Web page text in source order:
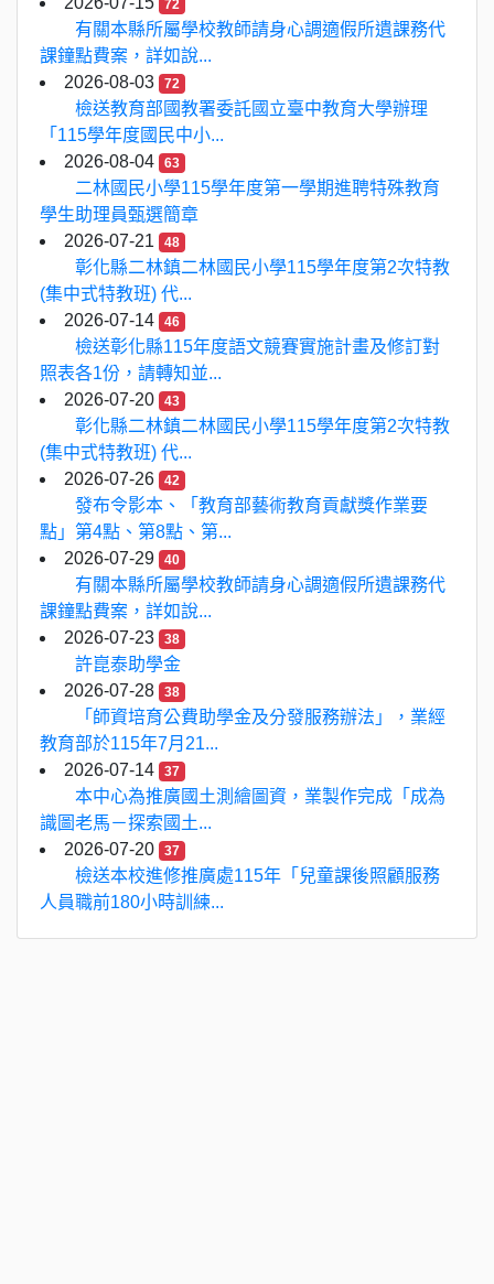
72
有關本縣所屬學校教師請身心調適假所遺課務代
課鐘點費案，詳如說...
2026-08-03
72
檢送教育部國教署委託國立臺中教育大學辦理
「115學年度國民中小...
2026-08-04
63
二林國民小學115學年度第一學期進聘特殊教育
學生助理員甄選簡章
2026-07-21
48
彰化縣二林鎮二林國民小學115學年度第2次特教
(集中式特教班) 代...
2026-07-14
46
檢送彰化縣115年度語文競賽實施計畫及修訂對
照表各1份，請轉知並...
2026-07-20
43
彰化縣二林鎮二林國民小學115學年度第2次特教
(集中式特教班) 代...
2026-07-26
42
發布令影本、「教育部藝術教育貢獻獎作業要
點」第4點、第8點、第...
2026-07-29
40
有關本縣所屬學校教師請身心調適假所遺課務代
課鐘點費案，詳如說...
2026-07-23
38
許崑泰助學金
2026-07-28
38
「師資培育公費助學金及分發服務辦法」，業經
教育部於115年7月21...
2026-07-14
37
本中心為推廣國土測繪圖資，業製作完成「成為
識圖老馬－探索國土...
2026-07-20
37
檢送本校進修推廣處115年「兒童課後照顧服務
人員職前180小時訓練...